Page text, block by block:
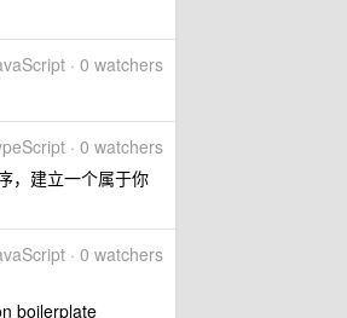
· 0 watchers
· 0 watchers
，建立一个属于你
· 0 watchers
boilerplate